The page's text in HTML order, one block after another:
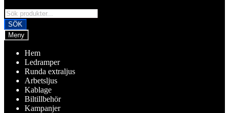
Products
search
SÖK
Meny
Hem
Ledramper
Runda extraljus
Arbetsljus
Kablage
Biltillbehör
Kampanjer